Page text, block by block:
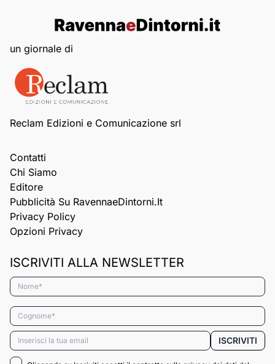
un giornale di
Reclam Edizioni e Comunicazione srl
Contatti
Chi Siamo
Editore
Pubblicità Su RavennaeDintorni.it
Privacy Policy
Opzioni Privacy
ISCRIVITI ALLA NEWSLETTER
Nome*
Cognome*
Email* ISCRIVITI